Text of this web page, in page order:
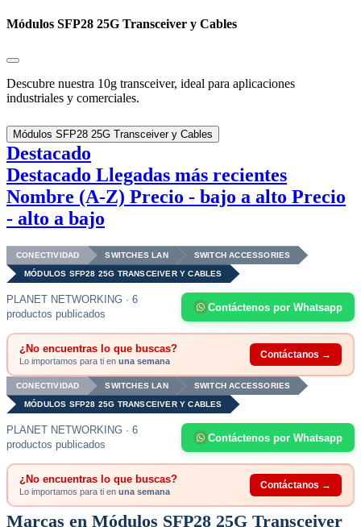
Módulos SFP28 25G Transceiver y Cables
Descubre nuestra 10g transceiver, ideal para aplicaciones
industriales y comerciales.
Módulos SFP28 25G Transceiver y Cables
Destacado
Destacado Llegadas más recientes
Nombre (A-Z) Precio - bajo a alto Precio
- alto a bajo
CONECTIVIDAD SWITCHES LAN SWITCH ACCESSORIES
MÓDULOS SFP28 25G TRANSCEIVER Y CABLES
PLANET NETWORKING · 6
productos publicados
Contáctenos por Whatsapp
¿No encuentras lo que buscas?
Lo importamos para ti en una semana
Contáctanos →
CONECTIVIDAD SWITCHES LAN SWITCH ACCESSORIES
MÓDULOS SFP28 25G TRANSCEIVER Y CABLES
PLANET NETWORKING · 6
productos publicados
Contáctenos por Whatsapp
¿No encuentras lo que buscas?
Lo importamos para ti en una semana
Contáctanos →
Marcas en Módulos SFP28 25G Transceiver